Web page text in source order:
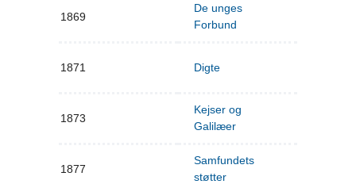
1869
De unges
Forbund
1871 Digte
1873
Kejser og
Galilæer
1877
Samfundets
støtter